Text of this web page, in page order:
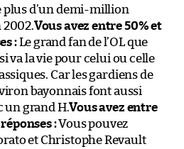
plus d’un demi-million
2002.Vous avez entre 50% et
:Le grand fan de l’OL que
va la vie pour celui ou celle
Car les gardiens de
bayonnais font aussi
un grand H.Vous avez entre
:Vous pouvez
et Christophe Revault